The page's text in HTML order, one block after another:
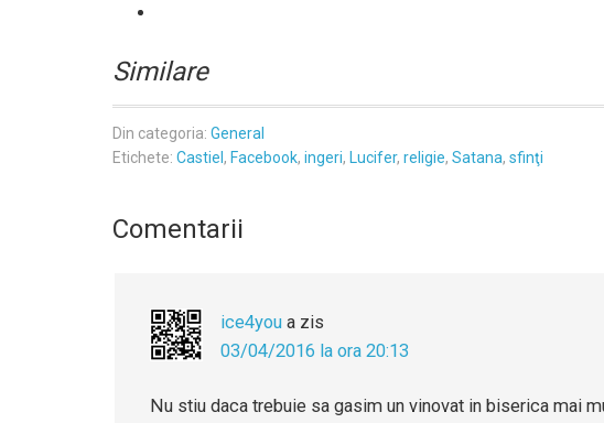
Similare
Din categoria: General
Etichete: Castiel , Facebook, ingeri, Lucifer, religie, Satana, sfinţi
Comentarii
ice4you a zis
03/04/2016 la ora 20:13
Nu stiu daca trebuie sa gasim un vinovat in biserica mai